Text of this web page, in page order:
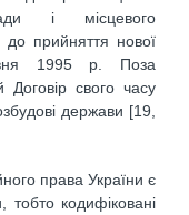
і місцевого
до прийняття нової
1995 р. Поза
Договір свого часу
держави [19,
права України є
кодифіковані